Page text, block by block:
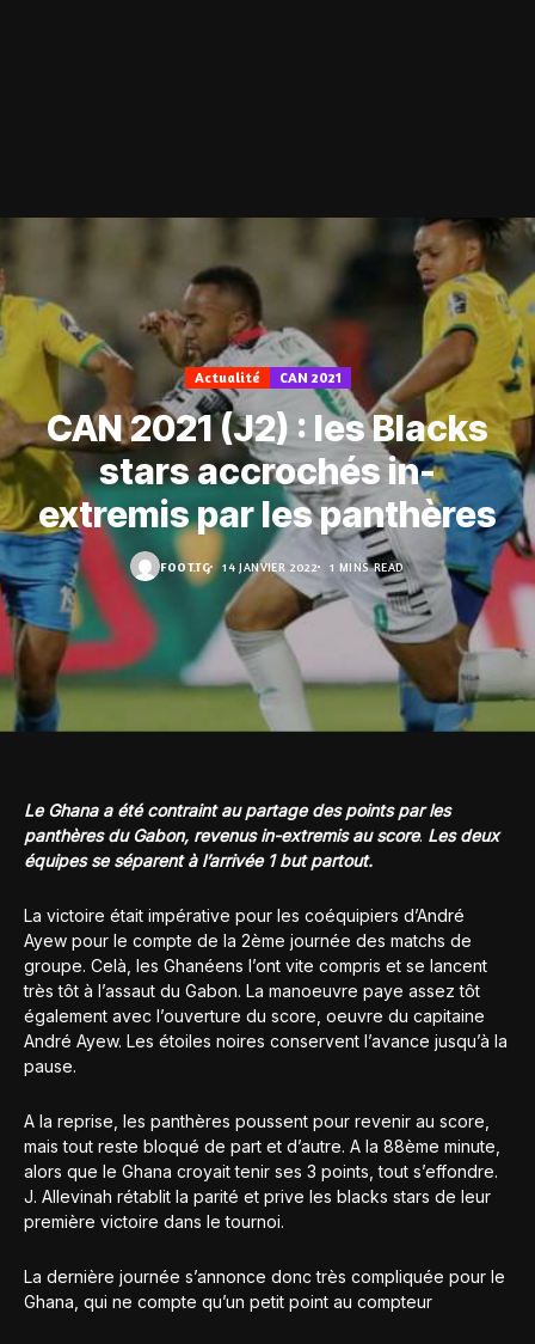
Actualité CAN 2021
CAN 2021 (J2) : les Blacks
stars accrochés in-
extremis par les panthères
FOOT.TG 14 JANVIER 2022 1 MINS READ
Le Ghana a été contraint au partage des points par les
panthères du Gabon, revenus in-extremis au score. Les deux
équipes se séparent à l’arrivée 1 but partout.
La victoire était impérative pour les coéquipiers d’André
Ayew pour le compte de la 2ème journée des matchs de
groupe. Celà, les Ghanéens l’ont vite compris et se lancent
très tôt à l’assaut du Gabon. La manoeuvre paye assez tôt
également avec l’ouverture du score, oeuvre du capitaine
André Ayew. Les étoiles noires conservent l’avance jusqu’à la
pause.
A la reprise, les panthères poussent pour revenir au score,
mais tout reste bloqué de part et d’autre. A la 88ème minute,
alors que le Ghana croyait tenir ses 3 points, tout s’effondre.
J. Allevinah rétablit la parité et prive les blacks stars de leur
première victoire dans le tournoi.
La dernière journée s’annonce donc très compliquée pour le
Ghana, qui ne compte qu’un petit point au compteur